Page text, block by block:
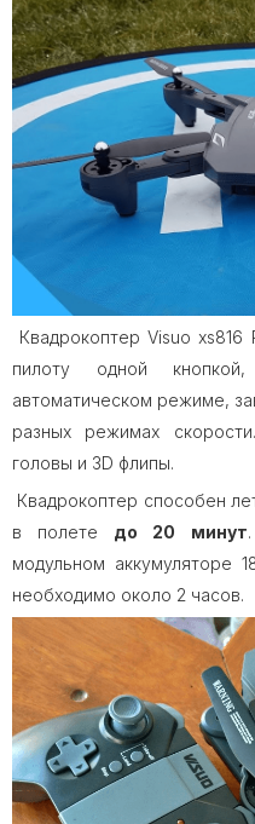
Квадрокоптер Visuo
пилоту одной
автоматическом режиме,
разных режимах
головы и 3D флипы.
Квадрокоптер способен
в полете до 20 минут
модульном аккумуляторе
необходимо около 2 часов.